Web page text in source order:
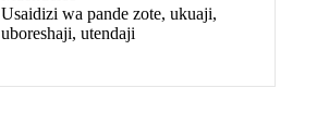
Usaidizi wa pande zote, ukuaji,
uboreshaji, utendaji